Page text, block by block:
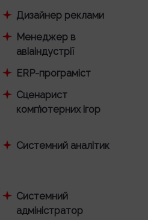
Дизайнер реклами
Менеджер в
авіаіндустрії
ERP-програміст
Сценарист
комп’ютерних ігор
Системний аналітик
Системний
адміністратор